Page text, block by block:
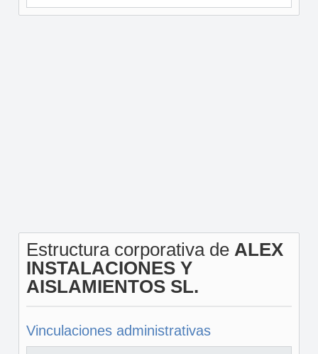
Estructura corporativa de ALEX
INSTALACIONES Y
AISLAMIENTOS SL.
Vinculaciones administrativas